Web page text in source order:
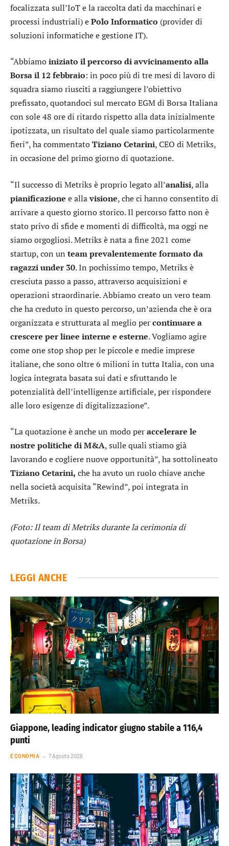
focalizzata sull’IoT e la raccolta dati da macchinari e
processi industriali) ePolo Informatico (provider di
soluzioni informatiche e gestione IT).
“Abbiamoiniziato il percorso di avvicinamento alla
Borsa il 12 febbraio: in poco più di tre mesi di lavoro di
squadra siamo riusciti a raggiungere l’obiettivo
prefissato, quotandoci sul mercato EGM di Borsa Italiana
con sole 48 ore di ritardo rispetto alla data inizialmente
ipotizzata, un risultato del quale siamo particolarmente
fieri”, ha commentatoTiziano Cetarini, CEO di Metriks,
in occasione del primo giorno di quotazione.
“Il successo di Metriks è proprio legato all’analisi, alla
pianificazione e allavisione, che ci hanno consentito di
arrivare a questo giorno storico. Il percorso fatto non è
stato privo di sfide e momenti di difficoltà, ma oggi ne
siamo orgogliosi. Metriks è nata a fine 2021 come
startup, con un team prevalentemente formato da
ragazzi under 30. In pochissimo tempo, Metriks è
cresciuta passo a passo, attraverso acquisizioni e
operazioni straordinarie. Abbiamo creato un vero team
che ha creduto in questo percorso, un’azienda che è ora
organizzata e strutturata al meglio percontinuare a
crescere per linee interne e esterne. Vogliamo agire
come one stop shop per le piccole e medie imprese
italiane, che sono oltre 6 milioni in tutta Italia, con una
logica integrata basata sui dati e sfruttando le
potenzialità dell’intelligenze artificiale, per rispondere
alle loro esigenze di digitalizzazione”.
“La quotazione è anche un modo peraccelerare le
nostre politiche di M&A, sulle quali stiamo già
lavorando e cogliere nuove opportunità”, ha sottolineato
Tiziano Cetarini, che ha avuto un ruolo chiave anche
nella società acquisita “Rewind”, poi integrata in
Metriks.
(Foto: Il team di Metriks durante la cerimonia di
quotazione in Borsa)
LEGGI ANCHE
Giappone, leading indicator giugno stabile a 116,4
punti
ECONOMIA 7 Agosto 2026